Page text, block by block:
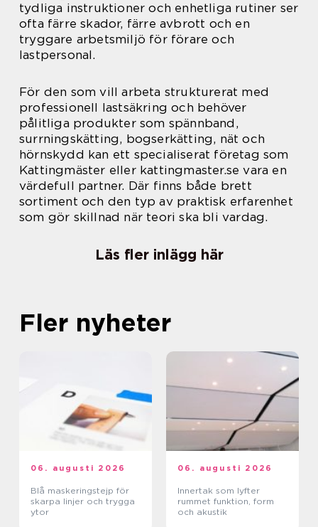
tydliga instruktioner och enhetliga rutiner ser
ofta färre skador, färre avbrott och en
tryggare arbetsmiljö för förare och
lastpersonal.
För den som vill arbeta strukturerat med
professionell lastsäkring och behöver
pålitliga produkter som spännband,
surrningskätting, bogserkätting, nät och
hörnskydd kan ett specialiserat företag som
Kattingmäster eller kattingmaster.se vara en
värdefull partner. Där finns både brett
sortiment och den typ av praktisk erfarenhet
som gör skillnad när teori ska bli vardag.
Läs fler inlägg här
Fler nyheter
06. augusti 2026
Blå maskeringstejp för
skarpa linjer och trygga
ytor
06. augusti 2026
Innertak som lyfter
rummet funktion, form
och akustik